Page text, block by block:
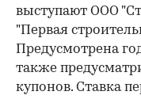
выступают ООО
"Первая
Предусмотрена
также
купонов. Ставка